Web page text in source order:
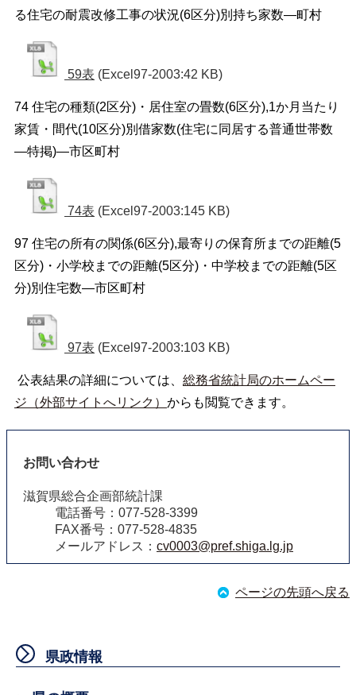
る住宅の耐震改修工事の状況(6区分)別持ち家数―町村
59表 (Excel97-2003:42 KB)
74 住宅の種類(2区分)・居住室の畳数(6区分),1か月当たり
家賃・間代(10区分)別借家数(住宅に同居する普通世帯数
―特掲)―市区町村
74表 (Excel97-2003:145 KB)
97 住宅の所有の関係(6区分),最寄りの保育所までの距離(5
区分)・小学校までの距離(5区分)・中学校までの距離(5区
分)別住宅数―市区町村
97表 (Excel97-2003:103 KB)
公表結果の詳細については、 総務省統計局のホームペー
ジ（外部サイトへリンク） からも閲覧できます。
お問い合わせ
滋賀県総合企画部統計課
電話番号：077-528-3399
FAX番号：077-528-4835
メールアドレス： cv0003@pref.shiga.lg.jp
ページの先頭へ戻る
県政情報